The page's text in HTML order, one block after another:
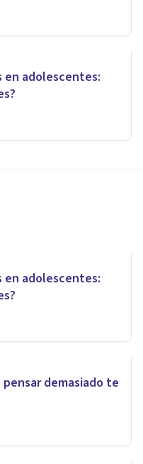
en adolescentes:
en adolescentes:
pensar demasiado te